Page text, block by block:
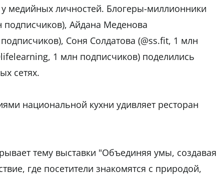
медийных личностей. Блогеры-миллионники
Айдана Меденова
Соня Солдатова (@ss.fit, 1 млн
1 млн подписчиков) поделились
сетях.
национальной кухни удивляет ресторан
тему выставки "Объединяя умы, создавая
где посетители знакомятся с природой,